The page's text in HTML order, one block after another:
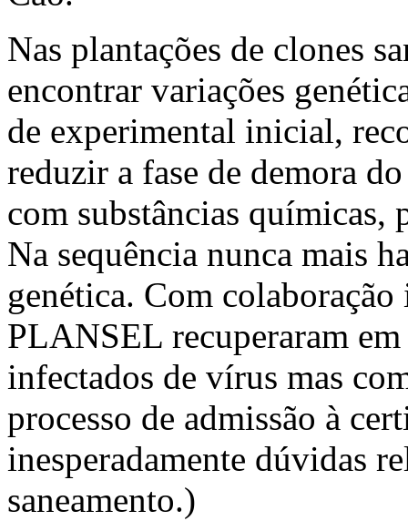
Nas plantações de clones
encontrar variações
de experimental inicial,
reduzir a fase de demora
com substâncias químicas,
Na sequência nunca mais
genética. Com
PLANSEL recuperaram
infectados de vírus mas
processo de admissão à
inesperadamente dúvidas
saneamento.)